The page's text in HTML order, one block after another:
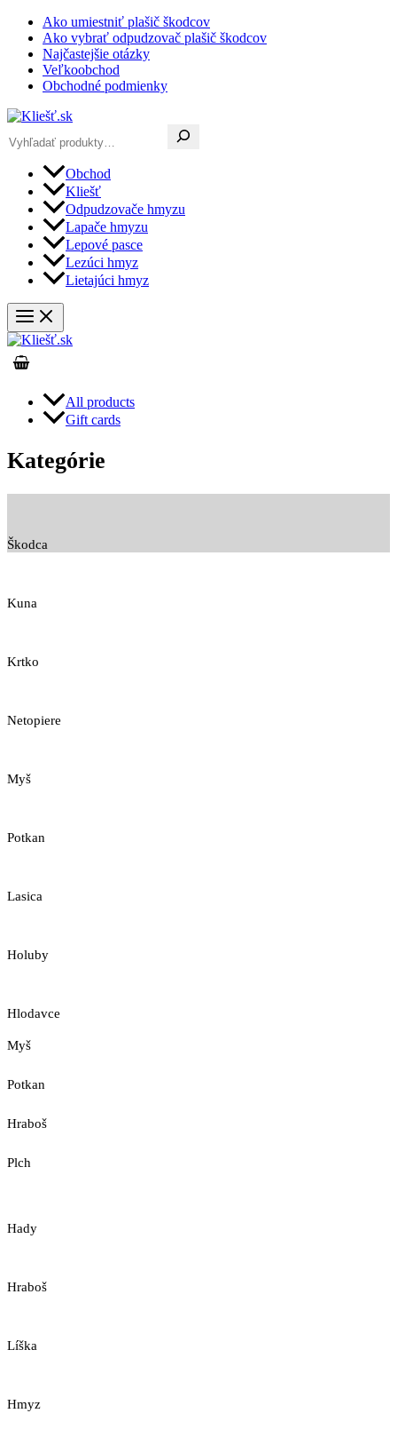
Preskočiť
obsah
Ako umiestniť plašič škodcov
Ako vybrať odpudzovač plašič škodcov
Najčastejšie otázky
Veľkoobchod
Obchodné podmienky
Obchod
Kliešť
Odpudzovače hmyzu
Lapače hmyzu
Lepové pasce
Lezúci hmyz
Lietajúci hmyz
All products
Gift cards
Kategórie
Škodca
Kuna
Krtko
Netopiere
Myš
Potkan
Lasica
Holuby
Hlodavce
Myš
Potkan
Hraboš
Plch
Hady
Hraboš
Líška
Hmyz